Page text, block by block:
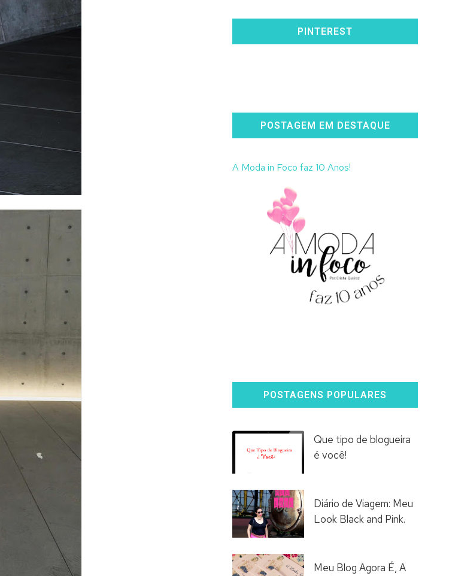
PINTEREST
POSTAGEM EM DESTAQUE
A Moda in Foco faz 10 Anos!
POSTAGENS POPULARES
Que tipo de blogueira
é você!
Diário de Viagem: Meu
Look Black and Pink.
Meu Blog Agora É, A